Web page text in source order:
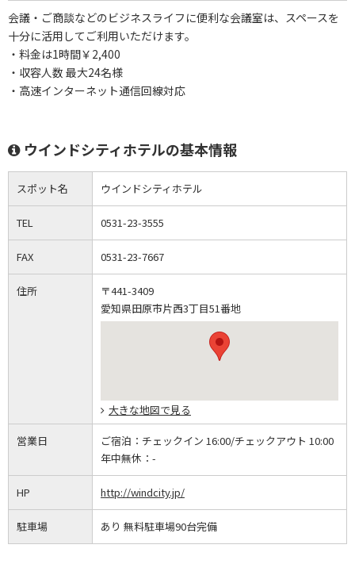
会議・ご商談などのビジネスライフに便利な会議室は、スペースを
十分に活用してご利用いただけます。
・料金は1時間￥2,400
・収容人数 最大24名様
・高速インターネット通信回線対応
ウインドシティホテルの基本情報
スポット名 ウインドシティホテル
TEL 0531-23-3555
FAX 0531-23-7667
住所
〒441-3409
愛知県田原市片西3丁目51番地
大きな地図で見る
営業日 ご宿泊： チェックイン 16:00/チェックアウト 10:00
年中無休： -
HP http://windcity.jp/
駐車場 あり 無料駐車場90台完備